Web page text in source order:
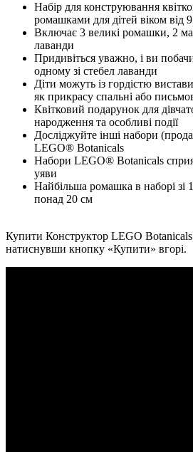
Набір для конструювання
ромашками для дітей віком від 9
Включає 3 великі ромашки, 2
лаванди
Придивіться уважно, і ви
одному зі стебел лаванди
Діти можуть із гордістю
як прикрасу спальні або
Квітковий подарунок для
народження та особливі події
Досліджуйте інші набори
LEGO® Botanicals
Набори LEGO® Botanicals
уяви
Найбільша ромашка в наборі зі
понад 20 см
Купити Конструктор LEGO
натиснувши кнопку «Купити» вгорі.